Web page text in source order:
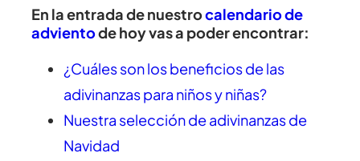
En la entrada de nuestrocalendario de
advientode hoy vas a poder encontrar:
¿Cuáles son los beneficios de las
adivinanzas para niños y niñas?
Nuestra selección de adivinanzas de
Navidad